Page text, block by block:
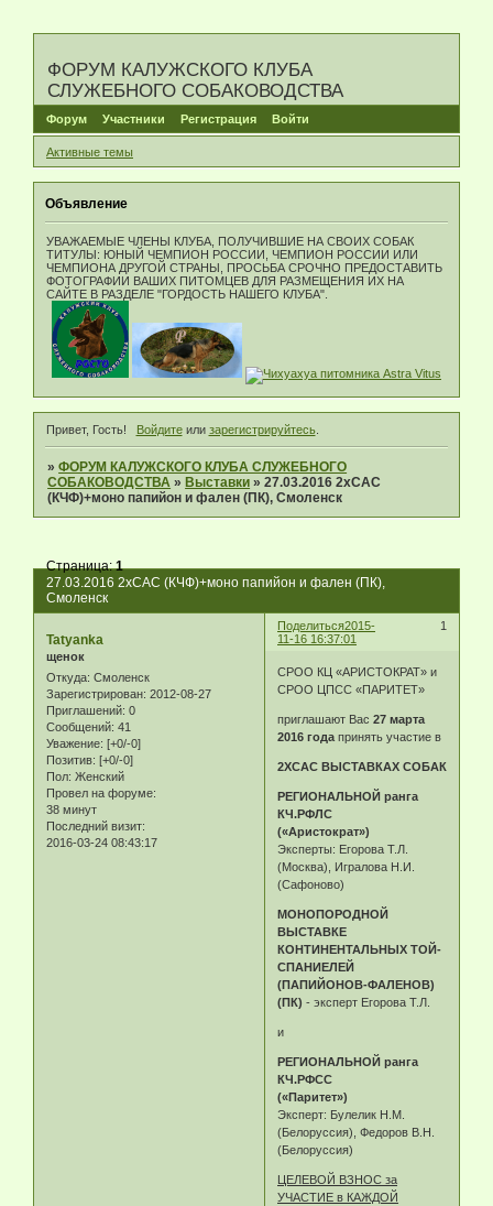
ФОРУМ КАЛУЖСКОГО КЛУБА
СЛУЖЕБНОГО СОБАКОВОДСТВА
Форум Участники Регистрация Войти
Активные темы
Объявление
УВАЖАЕМЫЕ ЧЛЕНЫ КЛУБА, ПОЛУЧИВШИЕ НА СВОИХ СОБАК
ТИТУЛЫ: ЮНЫЙ ЧЕМПИОН РОССИИ, ЧЕМПИОН РОССИИ ИЛИ
ЧЕМПИОНА ДРУГОЙ СТРАНЫ, ПРОСЬБА СРОЧНО ПРЕДОСТАВИТЬ
ФОТОГРАФИИ ВАШИХ ПИТОМЦЕВ ДЛЯ РАЗМЕЩЕНИЯ ИХ НА
САЙТЕ В РАЗДЕЛЕ "ГОРДОСТЬ НАШЕГО КЛУБА".
Привет, Гость! Войдитеили зарегистрируйтесь.
»ФОРУМ КАЛУЖСКОГО КЛУБА СЛУЖЕБНОГО
СОБАКОВОДСТВА » Выставки »27.03.2016 2хСАС
(КЧФ)+моно папийон и фален (ПК), Смоленск
27.03.2016 2хСАС (КЧФ)+моно папийон и фален (ПК),
Смоленск
Страница:1
Поделиться 1
2015-
11-16 16:37:01
Tatyanka
щенок
Откуда: Смоленск
Зарегистрирован: 2012-08-27
Приглашений: 0
Сообщений: 41
Уважение: [+0/-0]
Позитив: [+0/-0]
Пол: Женский
Провел на форуме:
38 минут
Последний визит:
2016-03-24 08:43:17
СРОО КЦ «АРИСТОКРАТ» и
СРОО ЦПСС «ПАРИТЕТ»
приглашают Вас27 марта
2016 года принять участие в
2ХСАС ВЫСТАВКАХ СОБАК
РЕГИОНАЛЬНОЙ ранга
КЧ.РФЛС
(«Аристократ»)
Эксперты: Егорова Т.Л.
(Москва), Игралова Н.И.
(Сафоново)
МОНОПОРОДНОЙ
ВЫСТАВКЕ
КОНТИНЕНТАЛЬНЫХ ТОЙ-
СПАНИЕЛЕЙ
(ПАПИЙОНОВ-ФАЛЕНОВ)
(ПК) - эксперт Егорова Т.Л.
и
РЕГИОНАЛЬНОЙ ранга
КЧ.РФСС
(«Паритет»)
Эксперт: Булелик Н.М.
(Белоруссия), Федоров В.Н.
(Белоруссия)
ЦЕЛЕВОЙ ВЗНОС за
УЧАСТИЕ в КАЖДОЙ